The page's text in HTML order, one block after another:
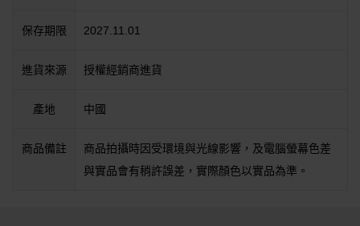
保存期限 2027.11.01
進貨來源 授權經銷商進貨
產地 中國
商品備註
商品拍攝時因受環境與光線影響，及電腦螢幕色差
與實品會有稍許誤差，實際顏色以實品為準。